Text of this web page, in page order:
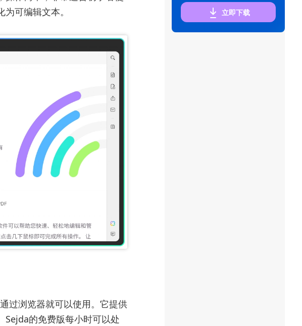
可编辑文本。
过浏览器就可以使用。它提供
Sejda的免费版每小时可以处
立即下载